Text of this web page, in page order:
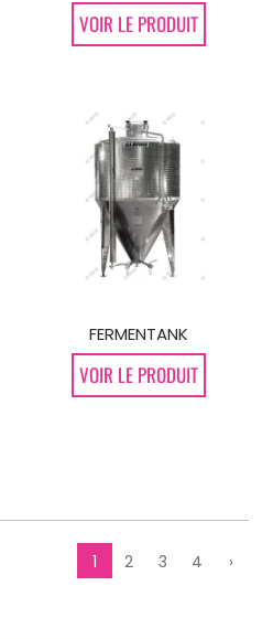
VOIR LE PRODUIT
FERMENTANK
VOIR LE PRODUIT
1 2 3 4 ›